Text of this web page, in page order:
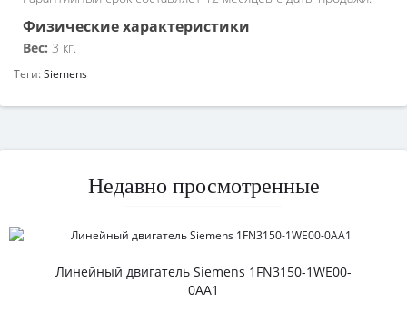
Физические характеристики
Вес: 3 кг.
Теги:Siemens
Недавно просмотренные
Линейный двигатель Siemens 1FN3150-1WE00-
0AA1